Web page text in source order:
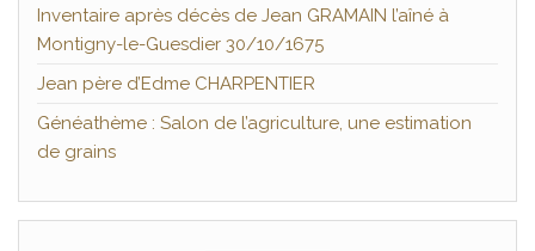
Inventaire après décès de Jean GRAMAIN l’aîné à
Montigny-le-Guesdier 30/10/1675
Jean père d’Edme CHARPENTIER
Généathème : Salon de l’agriculture, une estimation
de grains